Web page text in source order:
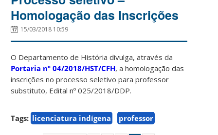
Homologação das Inscrições
15/03/2018 10:59
O Departamento de História divulga, através da
Portaria nº 04/2018/HST/CFH, a homologação das
inscrições no processo seletivo para professor
substituto, Edital nº 025/2018/DDP.
Tags: licenciatura indígena professor